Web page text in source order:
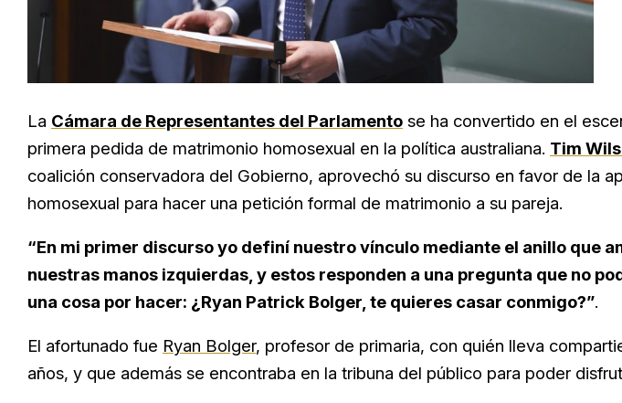
La Cámara de Representantes del Parlamento se ha convertido en el
primera pedida de matrimonio homosexual en la política australiana. Tim
coalición conservadora del Gobierno, aprovechó su discurso en favor de la
homosexual para hacer una petición formal de matrimonio a su pareja.
“En mi primer discurso yo definí nuestro vínculo mediante el anillo que
nuestras manos izquierdas, y estos responden a una pregunta que no
una cosa por hacer: ¿Ryan Patrick Bolger, te quieres casar conmigo?”.
El afortunado fue Ryan Bolger, profesor de primaria, con quién lleva
años, y que además se encontraba en la tribuna del público para poder